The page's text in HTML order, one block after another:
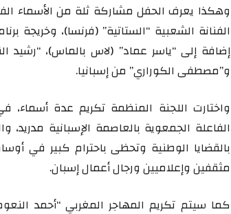
وهكذا يعرف الحفل مشاركة ثلة من الأسماء
الفنانة الشعبية “الستاتية” (فرنسا)، وخريجة
إضافة إلى “ياسر عماد” (لاس بالماس)، “رشيد
و”مصطفى الكوراري” من إسبانيا.
واختارت اللجنة المنظمة تكريم عدة أسماء،
الفاعلة الجمعوية بالعاصمة الإسبانية
بالقضايا الوطنية وتحظى باحترام كبير في
مثقفين وإعلاميين ورجال أعمال إسبان.